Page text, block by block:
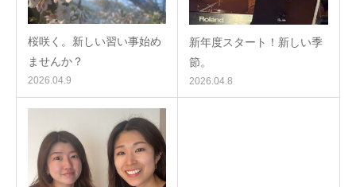
桜咲く。新しい習い事始め
ませんか？
2026.04.9
新年度スタート！新しい季
節。
2026.04.8